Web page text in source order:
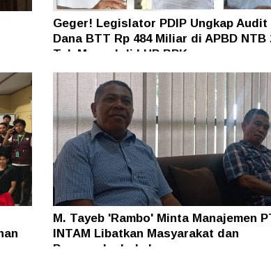
Geger! Legislator PDIP Ungkap Audit
Dana BTT Rp 484 Miliar di APBD NTB
Tak Muncul di LHP BPK
M. Tayeb 'Rambo' Minta Manajemen
INTAM Libatkan Masyarakat dan
Pengusaha Lokal